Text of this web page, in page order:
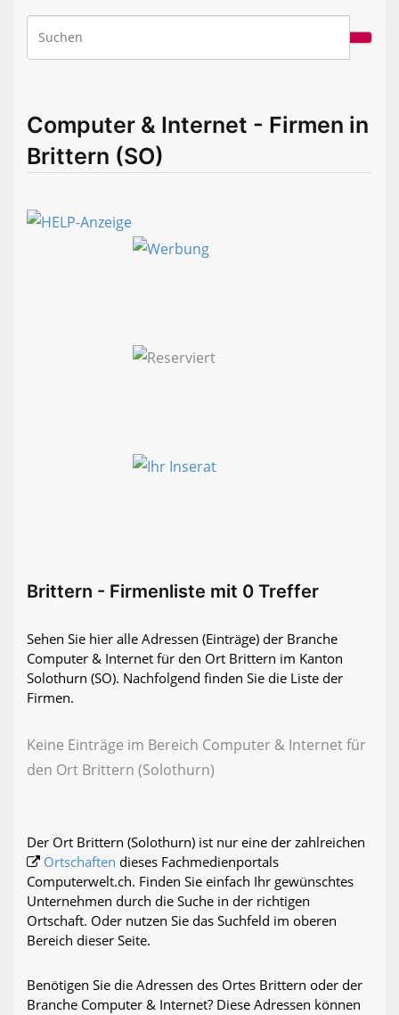
Computer & Internet - Firmen in
Brittern (SO)
Brittern - Firmenliste mit 0 Treffer
Sehen Sie hier alle Adressen (Einträge) der Branche
Computer & Internet für den Ort Brittern im Kanton
Solothurn (SO). Nachfolgend finden Sie die Liste der
Firmen.
Keine Einträge im Bereich Computer & Internet für
den Ort Brittern (Solothurn)
Der Ort Brittern (Solothurn) ist nur eine der zahlreichen
Ortschaften dieses Fachmedienportals
Computerwelt.ch. Finden Sie einfach Ihr gewünschtes
Unternehmen durch die Suche in der richtigen
Ortschaft. Oder nutzen Sie das Suchfeld im oberen
Bereich dieser Seite.
Benötigen Sie die Adressen des Ortes Brittern oder der
Branche Computer & Internet? Diese Adressen können